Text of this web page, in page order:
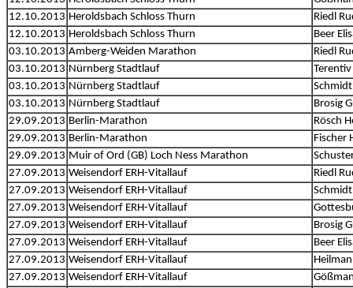
12.10.2013 Heroldsbach Schloss Thurn
Riedl
12.10.2013 Heroldsbach Schloss Thurn
Beer
03.10.2013 Amberg-Weiden Marathon
Riedl
03.10.2013 Nürnberg Stadtlauf
03.10.2013 Nürnberg Stadtlauf
03.10.2013 Nürnberg Stadtlauf
Brosig
29.09.2013 Berlin-Marathon
Rösch
29.09.2013 Berlin-Marathon
Fischer
29.09.2013 Muir of Ord (GB) Loch Ness Marathon
27.09.2013 Weisendorf ERH-Vitallauf
Riedl
27.09.2013 Weisendorf ERH-Vitallauf
27.09.2013 Weisendorf ERH-Vitallauf
27.09.2013 Weisendorf ERH-Vitallauf
Brosig
27.09.2013 Weisendorf ERH-Vitallauf
Beer
27.09.2013 Weisendorf ERH-Vitallauf
27.09.2013 Weisendorf ERH-Vitallauf